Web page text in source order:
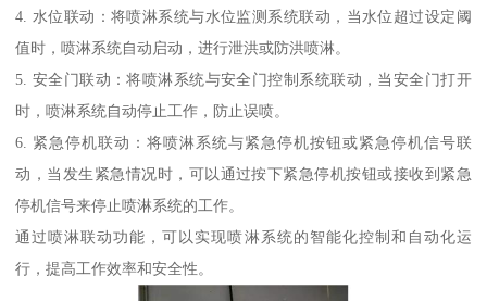
4. 水位联动：将喷淋系统与水位监测系统联动，当水位超过设定阈
值时，喷淋系统自动启动，进行泄洪或防洪喷淋。
5. 安全门联动：将喷淋系统与安全门控制系统联动，当安全门打开
时，喷淋系统自动停止工作，防止误喷。
6. 紧急停机联动：将喷淋系统与紧急停机按钮或紧急停机信号联
动，当发生紧急情况时，可以通过按下紧急停机按钮或接收到紧急
停机信号来停止喷淋系统的工作。
通过喷淋联动功能，可以实现喷淋系统的智能化控制和自动化运
行，提高工作效率和安全性。